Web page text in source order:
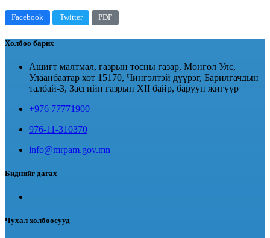
Facebook Twitter PDF
Холбоо барих
Ашигт малтмал, газрын тосны газар, Монгол Улс,
Улаанбаатар хот 15170, Чингэлтэй дүүрэг, Барилгачдын
талбай-3, Засгийн газрын XII байр, баруун жигүүр
+976 77771900
976-11-310370
info@mrpam.gov.mn
Биднийг дагах
Чухал холбоосууд